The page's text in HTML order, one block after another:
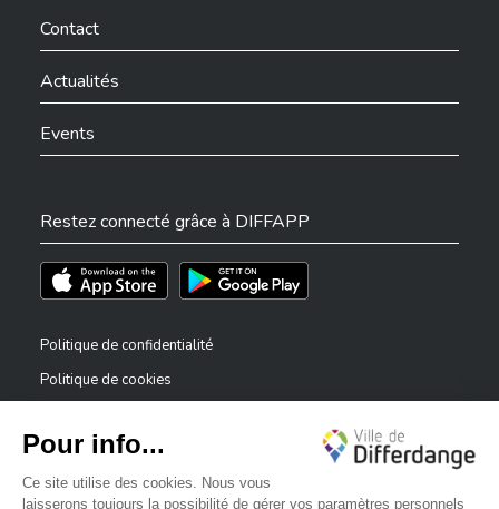
Contact
Actualités
Events
Restez connecté grâce à DIFFAPP
Téléchargez l'app sur l'App StoreTéléchargez l'app sur Play Store
Politique de confidentialité
Politique de cookies
Déclaration d’accessibilité
Dispositif de signalement — lanceurs d’alerte
✕